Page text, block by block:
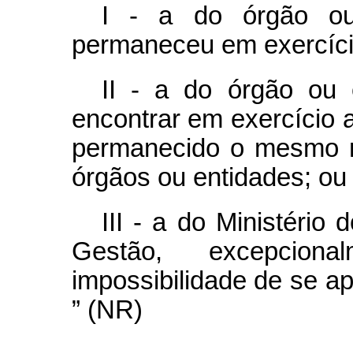
I - a do órgão ou
permaneceu em
II - a do órgão ou
encontrar em exercício
permanecido o
órgãos ou entidades; ou
III - a do Ministério
Gestão,
impossibilidade de se
” (NR)